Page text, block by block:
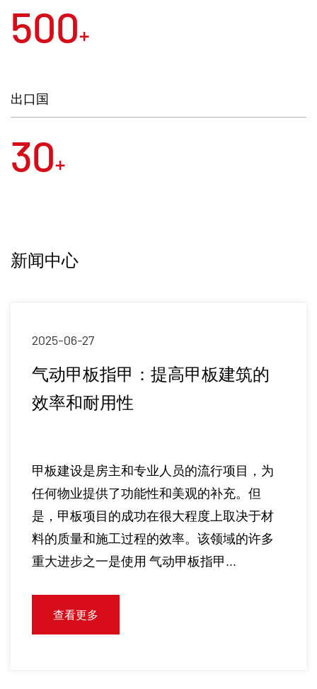
500+
出口国
30+
新闻中心
2025-05-23
圆头自钻螺钉在现代建筑中的重
要性
在不断发展的建筑和制造世界中，选择正确
的固定解决方案对于确保结构完整性，效率
和长期耐用性至关重要。在行业中获得广泛
使用的一个如此小但高度重要的组成部分是
圆头自钻螺钉 。尽管外观适...
查看更多